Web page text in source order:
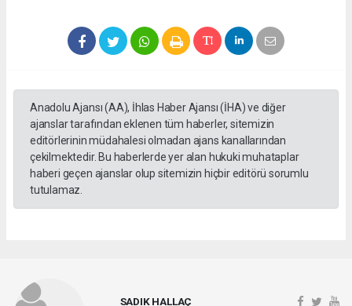
Anadolu Ajansı (AA), İhlas Haber Ajansı (İHA) ve diğer
ajanslar tarafından eklenen tüm haberler, sitemizin
editörlerinin müdahalesi olmadan ajans kanallarından
çekilmektedir. Bu haberlerde yer alan hukuki muhataplar
haberi geçen ajanslar olup sitemizin hiçbir editörü sorumlu
tutulamaz.
SADIK HALLAÇ